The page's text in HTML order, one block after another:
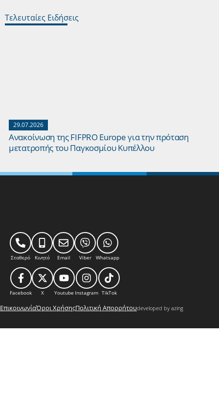
Τελευταίες Ειδήσεις
29.07.2026
Ανακοίνωση της FIFPRO Europe για την πρόταση
μετατροπής του Παγκοσμίου Κυπέλλου
Σταθερό Κινητό Email Viber Whatsapp
Facebook X Youtube Instagram TikTok
ΕπικοινωνίαΌροι ΧρήσηςΠολιτική Απορρήτουdeveloped by azing